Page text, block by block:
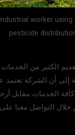
Industrial worker
pesticide
الكثير من
إلى أن الشركة
كافة الخدمات مقابل
التواصل معنا على رقمنا